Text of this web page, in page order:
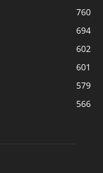
760
694
602
601
579
566